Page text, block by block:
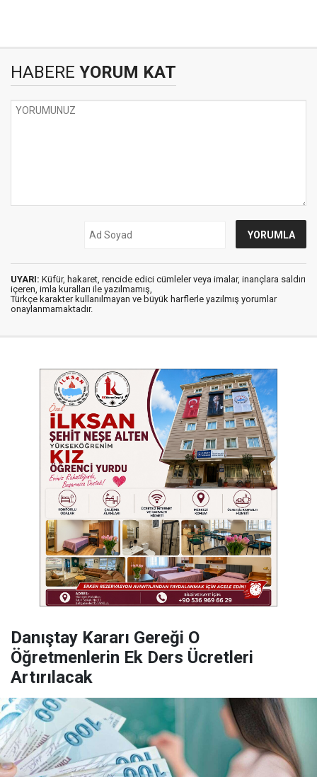
HABERE YORUM KAT
UYARI: Küfür, hakaret, rencide edici cümleler veya imalar, inançlara saldırı
içeren, imla kuralları ile yazılmamış,
Türkçe karakter kullanılmayan ve büyük harflerle yazılmış yorumlar
onaylanmamaktadır.
Danıştay Kararı Gereği O
Öğretmenlerin Ek Ders Ücretleri
Artırılacak